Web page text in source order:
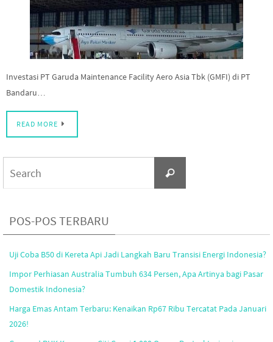
Investasi PT Garuda Maintenance Facility Aero Asia Tbk (GMFI) di PT
Bandaru…
READ MORE
Search
POS-POS TERBARU
Uji Coba B50 di Kereta Api Jadi Langkah Baru Transisi Energi Indonesia?
Impor Perhiasan Australia Tumbuh 634 Persen, Apa Artinya bagi Pasar
Domestik Indonesia?
Harga Emas Antam Terbaru: Kenaikan Rp67 Ribu Tercatat Pada Januari
2026!